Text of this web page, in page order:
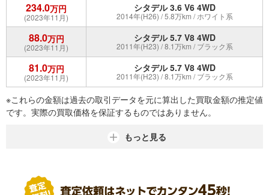
234.0万円
(2023年11月)
シタデル 3.6 V6 4WD
2014年(H26) / 5.8万km / ホワイト系
88.0万円
(2023年11月)
シタデル 5.7 V8 4WD
2011年(H23) / 8.1万km / ブラック系
81.0万円
(2023年11月)
シタデル 5.7 V8 4WD
2011年(H23) / 8.1万km / ブラック系
※これらの金額は過去の取引データを元に算出した買取金額の推定値
です。実際の買取価格を保証するものではありません。
もっと見る